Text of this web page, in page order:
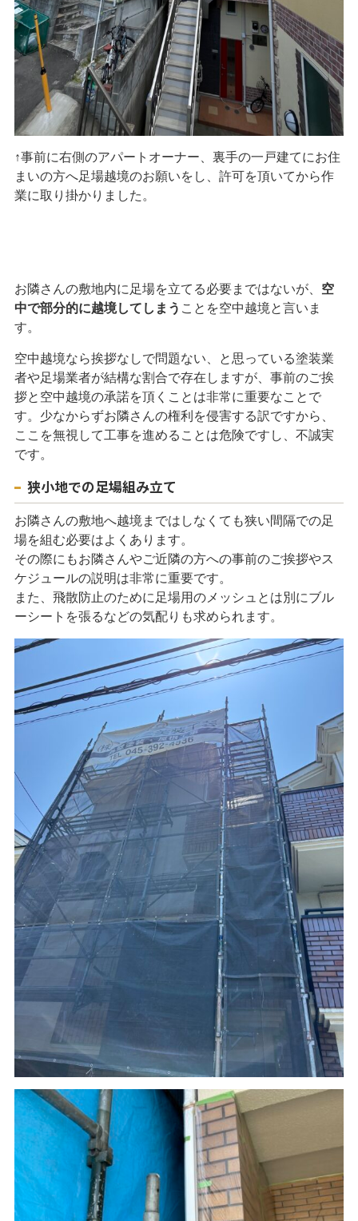
↑事前に右側のアパートオーナー、裏手の一戸建てにお住
まいの方へ足場越境のお願いをし、許可を頂いてから作
業に取り掛かりました。
お隣さんの敷地内に足場を立てる必要まではないが、 空
中で部分的に越境してしまう ことを空中越境と言いま
す。
空中越境なら挨拶なしで問題ない、と思っている塗装業
者や足場業者が結構な割合で存在しますが、事前のご挨
拶と空中越境の承諾を頂くことは非常に重要なことで
す。少なからずお隣さんの権利を侵害する訳ですから、
ここを無視して工事を進めることは危険ですし、不誠実
です。
狭小地での足場組み立て
お隣さんの敷地へ越境まではしなくても狭い間隔での足
場を組む必要はよくあります。
その際にもお隣さんやご近隣の方への事前のご挨拶やス
ケジュールの説明は非常に重要です。
また、飛散防止のために足場用のメッシュとは別にブル
ーシートを張るなどの気配りも求められます。